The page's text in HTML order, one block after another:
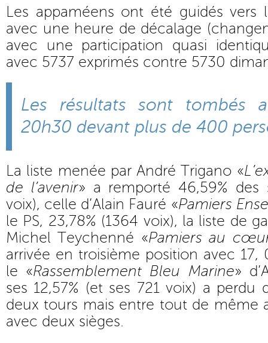
Les appaméens ont été guidés vers
avec une heure de décalage
avec une participation quasi
avec 5737 exprimés contre 5730
Les résultats sont tombés
20h30 devant plus de 400
La liste menée par André Trigano «
de l’avenir» a remporté 46,59% des
voix), celle d’Alain Fauré «Pamiers
le PS, 23,78% (1364 voix), la liste de
Michel Teychenné «Pamiers au
arrivée en troisième position avec 17,
le «Rassemblement Bleu Marine»
ses 12,57% (et ses 721 voix) a perdu
deux tours mais entre tout de même
avec deux sièges.